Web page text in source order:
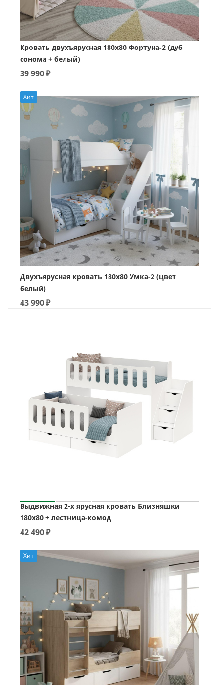
Кровать двухъярусная 180х80 Фортуна-2 (дуб
сонома + белый)
39 990₽
Хит
Двухъярусная кровать 180х80 Умка-2 (цвет
белый)
43 990₽
Выдвижная 2-х ярусная кровать Близняшки
180х80 + лестница-комод
42 490₽
Хит